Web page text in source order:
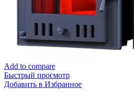
Add to compare
Быстрый просмотр
Добавить в Избранное